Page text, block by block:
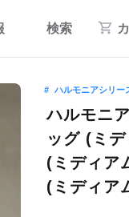
検索
ハルモニアシリー
ハルモニ
ッグ (ミ
(ミディア
(ミディア